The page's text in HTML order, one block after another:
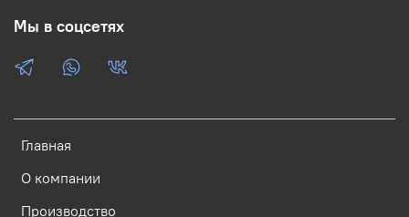
Главная
О компании
Производство
Мы в соцсетях